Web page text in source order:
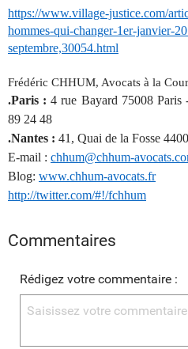
https://www.village-justice.com/
hommes-qui-changer-1er-janvier-
septembre,30054.html
Frédéric CHHUM, Avocats à la
.Paris : 4 rue Bayard 75008
89 24 48
.Nantes : 41, Quai de la Fosse
E-mail : chhum@chhum-
Blog: www.chhum-avocats.fr
http://twitter.com/#!/fchhum
Commentaires
Rédigez votre commentaire :